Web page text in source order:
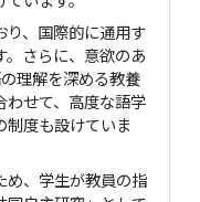
、国際的に通用す
さらに、意欲のあ
理解を深める教養
せて、高度な語学
制度も設けていま
め、学生が教員の指